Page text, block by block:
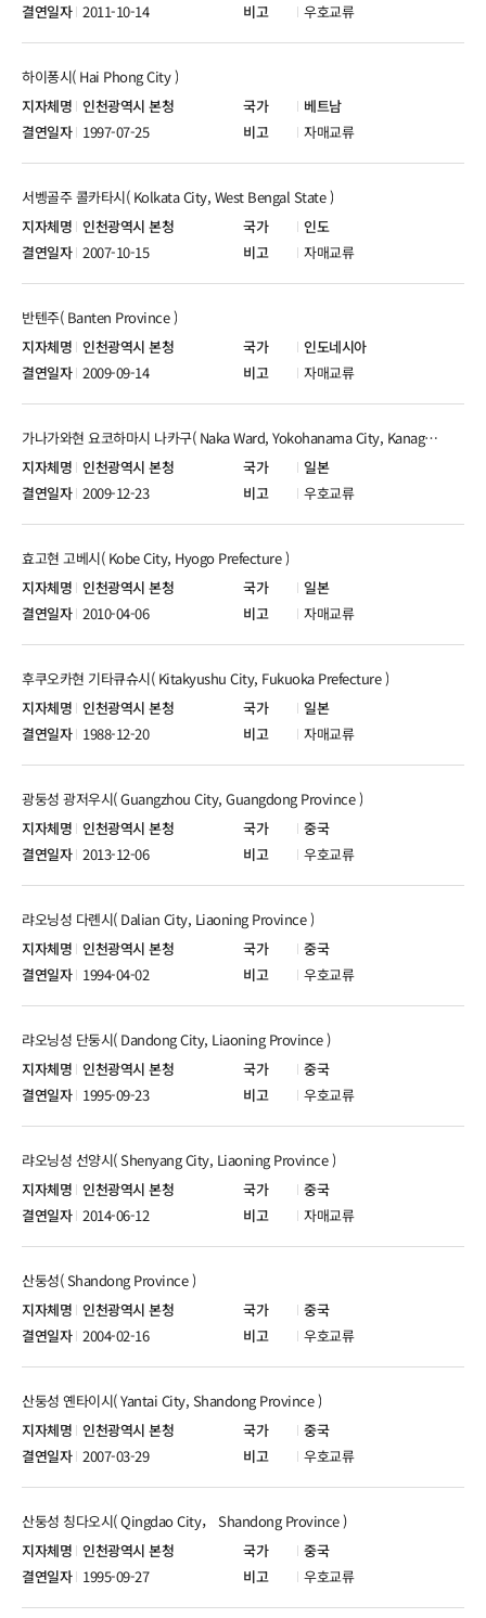
2011-10-14 우호교류
인천광역시 본청 베트남
하이퐁시( Hai Phong City )
1997-07-25 자매교류
인천광역시 본청 인도
서벵골주 콜카타시( Kolkata City, West Bengal State )
2007-10-15 자매교류
인천광역시 본청 인도네시아
반텐주( Banten Province )
2009-09-14 자매교류
인천광역시 본청 일본
가나가와현 요코하마시 나카구( Naka Ward, Yokohanama City, Kanagawa Prefecture )
2009-12-23 우호교류
인천광역시 본청 일본
효고현 고베시( Kobe City, Hyogo Prefecture )
2010-04-06 자매교류
인천광역시 본청 일본
후쿠오카현 기타큐슈시( Kitakyushu City, Fukuoka Prefecture )
1988-12-20 자매교류
인천광역시 본청 중국
광둥성 광저우시( Guangzhou City, Guangdong Province )
2013-12-06 우호교류
인천광역시 본청 중국
랴오닝성 다롄시( Dalian City, Liaoning Province )
1994-04-02 우호교류
인천광역시 본청 중국
랴오닝성 단둥시( Dandong City, Liaoning Province )
1995-09-23 우호교류
인천광역시 본청 중국
랴오닝성 선양시( Shenyang City, Liaoning Province )
2014-06-12 자매교류
인천광역시 본청 중국
산둥성( Shandong Province )
2004-02-16 우호교류
인천광역시 본청 중국
산둥성 옌타이시( Yantai City, Shandong Province )
2007-03-29 우호교류
인천광역시 본청 중국
산둥성 칭다오시( Qingdao City， Shandong Province )
1995-09-27 우호교류